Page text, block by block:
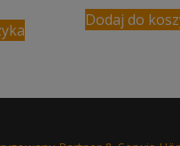
zł.
wynosi:
138,00 zł.
Dodaj do